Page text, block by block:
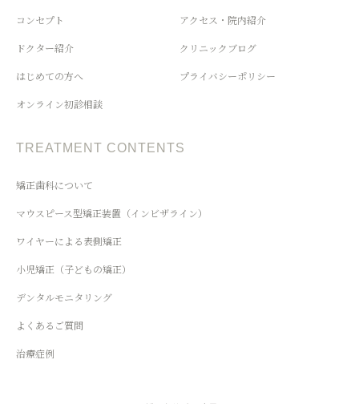
コンセプト
ドクター紹介
はじめての方へ
オンライン初診相談
アクセス・院内紹介
クリニックブログ
プライバシーポリシー
TREATMENT CONTENTS
矯正歯科について
マウスピース型矯正装置（インビザライン）
ワイヤーによる表側矯正
小児矯正（子どもの矯正）
デンタルモニタリング
よくあるご質問
治療症例